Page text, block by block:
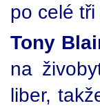
po celé
Tony
na
liber,